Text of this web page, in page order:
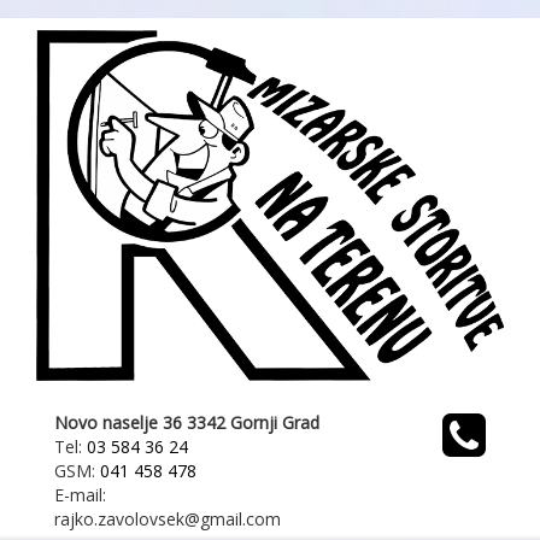
Novo naselje 36 3342 Gornji Grad
Tel: 03 584 36 24
GSM: 041 458 478
E-mail:
rajko.zavolovsek@gmail.com